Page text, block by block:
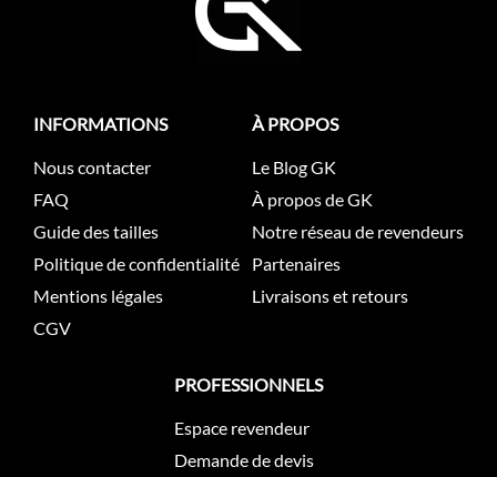
INFORMATIONS
Nous contacter
FAQ
Guide des tailles
Politique de confidentialité
Mentions légales
CGV
À PROPOS
Le Blog GK
À propos de GK
Notre réseau de revendeurs
Partenaires
Livraisons et retours
PROFESSIONNELS
Espace revendeur
Demande de devis